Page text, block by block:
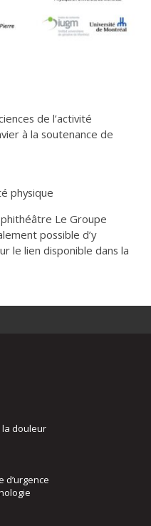
de l’activité
à la soutenance de
physique
Le Groupe
possible d’y
le lien disponible dans la
la douleur
d’urgence